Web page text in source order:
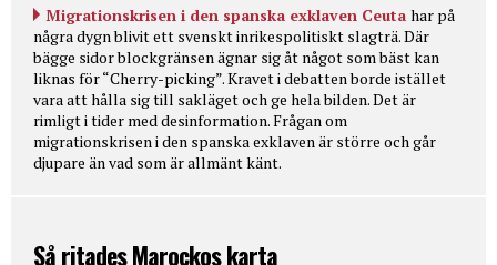
Migrationskrisen i den spanska exklaven Ceuta har på
några dygn blivit ett svenskt inrikespolitiskt slagträ. Där
bägge sidor blockgränsen ägnar sig åt något som bäst kan
liknas för “Cherry-picking”. Kravet i debatten borde istället
vara att hålla sig till sakläget och ge hela bilden. Det är
rimligt i tider med desinformation. Frågan om
migrationskrisen i den spanska exklaven är större och går
djupare än vad som är allmänt känt.
Så ritades Marockos karta